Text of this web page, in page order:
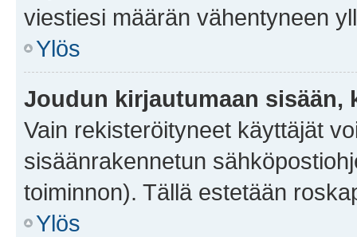
viestiesi määrän vähentyneen
Ylös
Joudun kirjautumaan sisään,
Vain rekisteröityneet käyttäjät
sisäänrakennetun
toiminnon). Tällä estetään
Ylös